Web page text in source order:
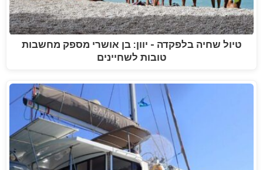
טיול שחיה בלפקדה - יוון: בן אושרי מספק מחשבות
טובות לשחיינים